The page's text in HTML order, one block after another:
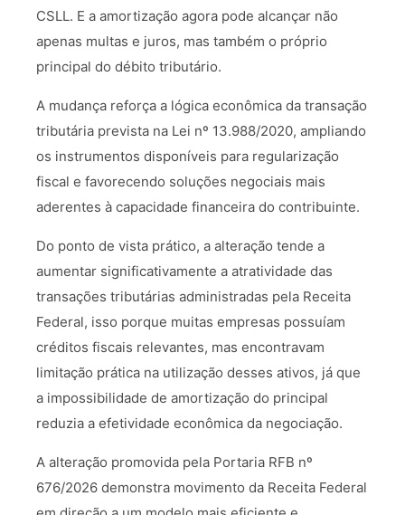
CSLL. E a amortização agora pode alcançar não
apenas multas e juros, mas também o próprio
principal do débito tributário.
A mudança reforça a lógica econômica da transação
tributária prevista na Lei nº 13.988/2020, ampliando
os instrumentos disponíveis para regularização
fiscal e favorecendo soluções negociais mais
aderentes à capacidade financeira do contribuinte.
Do ponto de vista prático, a alteração tende a
aumentar significativamente a atratividade das
transações tributárias administradas pela Receita
Federal, isso porque muitas empresas possuíam
créditos fiscais relevantes, mas encontravam
limitação prática na utilização desses ativos, já que
a impossibilidade de amortização do principal
reduzia a efetividade econômica da negociação.
A alteração promovida pela Portaria RFB nº
676/2026 demonstra movimento da Receita Federal